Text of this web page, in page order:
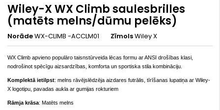
Wiley-X WX Climb saulesbrilles
(matēts melns/dūmu pelēks)
NorādeWX-CLIMB -ACCLM01 ZīmolsWiley X
WX Climb apvieno populāro taisnstūrveida lēcas formu ar ANSI drošības klasi,
nodrošinot spēcīgu aizsardzības, komforta un sportiska stila kombināciju.
Komplektā ietilpst: melns rāvējslēdzēja aizdares futrālis, tīrīšanas lupatiņa ar Wiley-
X logotipu, pavadas aukla ar gumijas rokturiem
Rāmja krāsa: Matēts melns